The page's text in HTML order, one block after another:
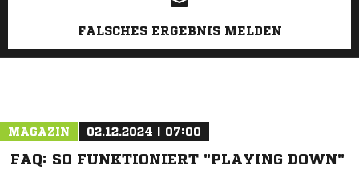
FALSCHES ERGEBNIS MELDEN
MAGAZIN 02.12.2024 | 07:00
FAQ: SO FUNKTIONIERT "PLAYING DOWN"